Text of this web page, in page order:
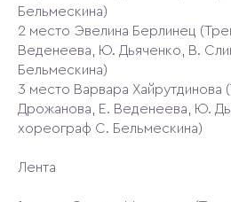
Бельмескина)
2 место Эвелина Берлинец
Веденеева, Ю. Дьяченко, В.
Бельмескина)
3 место Варвара Хайрутдинова
Дрожанова, Е. Веденеева, Ю.
хореограф С. Бельмескина)
Лента